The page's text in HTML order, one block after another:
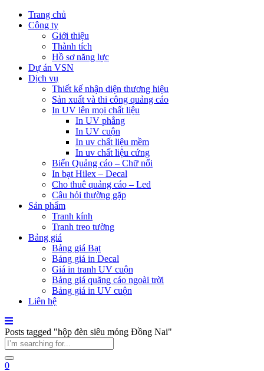
Trang chủ
Công ty
Giới thiệu
Thành tích
Hồ sơ năng lực
Dự án VSN
Dịch vụ
Thiết kế nhận diện thương hiệu
Sản xuất và thi công quảng cáo
In UV lên mọi chất liệu
In UV phẳng
In UV cuộn
In uv chất liệu mềm
In uv chất liệu cứng
Biển Quảng cáo – Chữ nổi
In bạt Hilex – Decal
Cho thuê quảng cáo – Led
Câu hỏi thường gặp
Sản phẩm
Tranh kính
Tranh treo tường
Bảng giá
Bảng giá Bạt
Bảng giá in Decal
Giá in tranh UV cuộn
Bảng giá quãng cáo ngoài trời
Bảng giá in UV cuộn
Liên hệ
Posts tagged "hộp đèn siêu mỏng Đồng Nai"
0